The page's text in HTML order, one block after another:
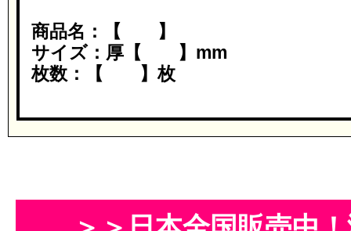
商品名：【 】
サイズ：厚【 】mm
枚数：【 】枚